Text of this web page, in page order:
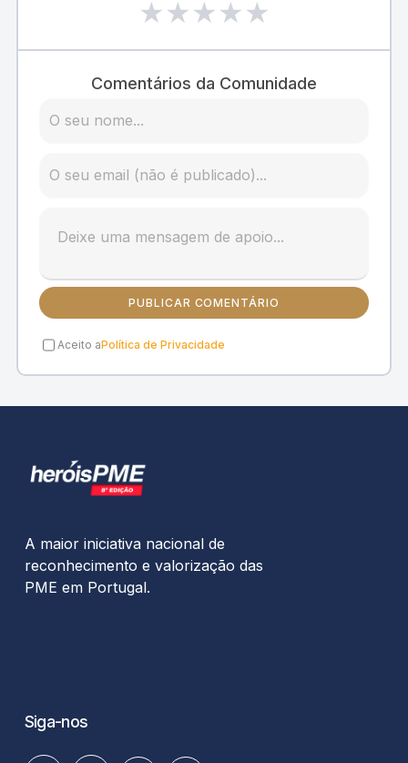
★★★★★
Comentários da Comunidade
PUBLICAR COMENTÁRIO
Aceito aPolítica de Privacidade
A maior iniciativa nacional de
reconhecimento e valorização das
PME em Portugal.
Siga-nos